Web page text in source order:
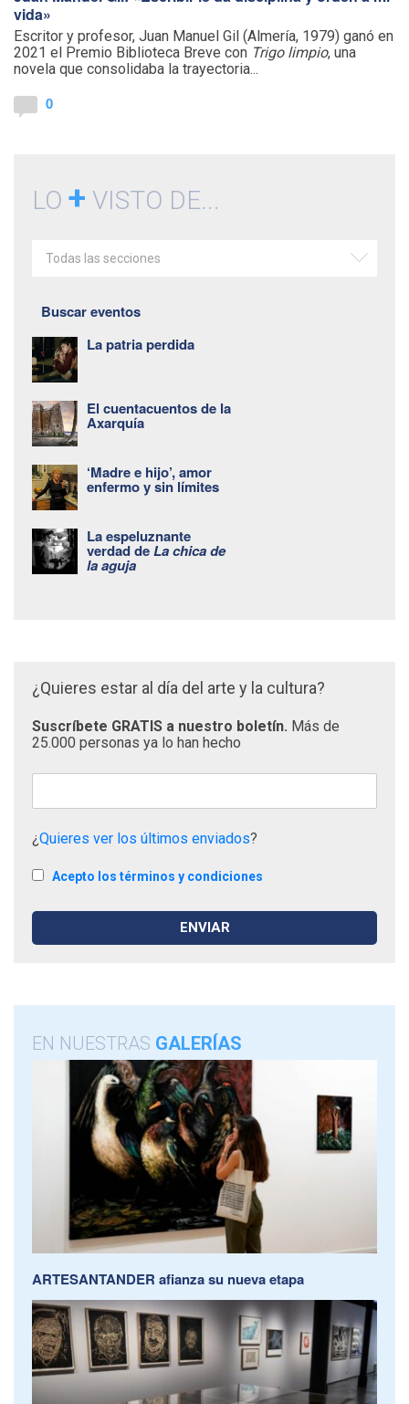
vida»
Escritor y profesor, Juan Manuel Gil (Almería, 1979) ganó en
2021 el Premio Biblioteca Breve con Trigo limpio, una
novela que consolidaba la trayectoria...
0
LO + VISTO DE...
Todas las secciones
Buscar eventos
La patria perdida
El cuentacuentos de la
Axarquía
‘Madre e hijo’, amor
enfermo y sin límites
La espeluznante
verdad deLa chica de
la aguja
¿Quieres estar al día del arte y la cultura?
Suscríbete GRATIS a nuestro boletín. Más de
25.000 personas ya lo han hecho
¿Quieres ver los últimos enviados?
Acepto los términos y condiciones
EN NUESTRAS GALERÍAS
ARTESANTANDER afianza su nueva etapa